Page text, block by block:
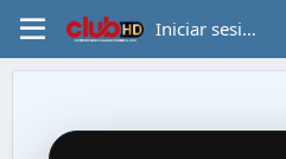
Iniciar sesión